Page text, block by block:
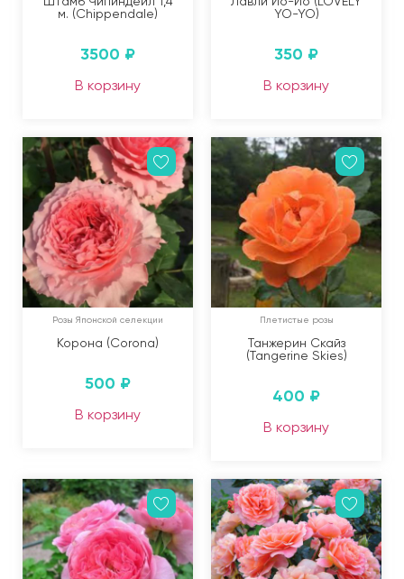
м. (Chippendale)
3500 ₽
В корзину
YO-YO)
350 ₽
В корзину
Розы Японской селекции
Корона (Corona)
500 ₽
В корзину
Плетистые розы
Танжерин Скайз
(Tangerine Skies)
400 ₽
В корзину